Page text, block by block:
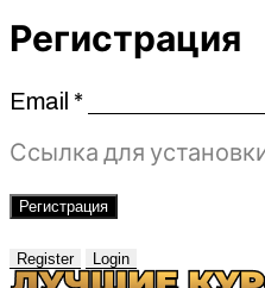
Регистрация
Email *Обязательно
Ссылка для
Регистрация
Register Login